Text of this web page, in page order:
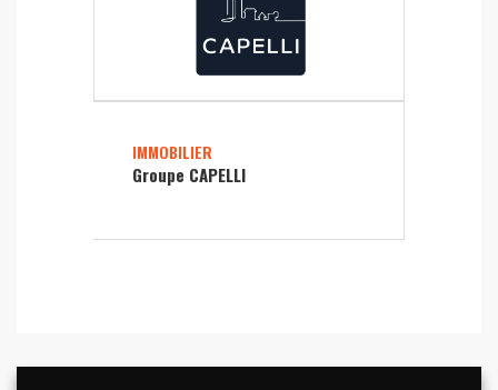
IMMOBILIER
Groupe CAPELLI